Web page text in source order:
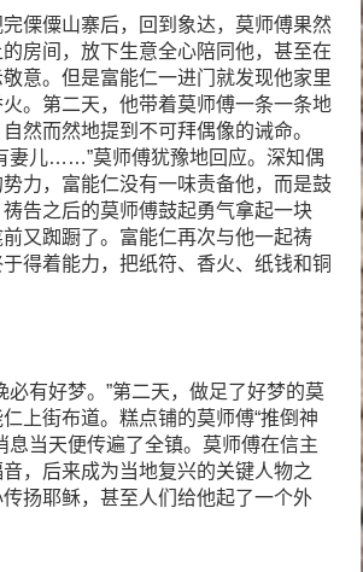
傈僳山寨后，回到象达，莫师傅果然
房间，放下生意全心陪同他，甚至在
意。但是富能仁一进门就发现他家里
。第二天，他带着莫师傅一条一条地
然而然地提到不可拜偶像的诫命。
妻儿……”莫师傅犹豫地回应。深知偶
力，富能仁没有一味责备他，而是鼓
告之后的莫师傅鼓起勇气拿起一块
又踟蹰了。富能仁再次与他一起祷
得着能力，把纸符、香火、纸钱和铜
必有好梦。”第二天，做足了好梦的莫
上街布道。糕点铺的莫师傅“推倒神
息当天便传遍了全镇。莫师傅在信主
，后来成为当地复兴的关键人物之
扬耶稣，甚至人们给他起了一个外